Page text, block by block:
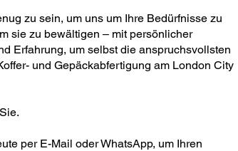
zu sein, um uns um Ihre Bedürfnisse zu
sie zu bewältigen – mit persönlicher
Erfahrung, um selbst die anspruchsvollsten
und Gepäckabfertigung am London City
per E-Mail oder WhatsApp, um Ihren